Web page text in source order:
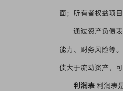
面；所有者权益项
通过资产负债
能力、财务风险等
债大于流动资产，
利润表 利润表